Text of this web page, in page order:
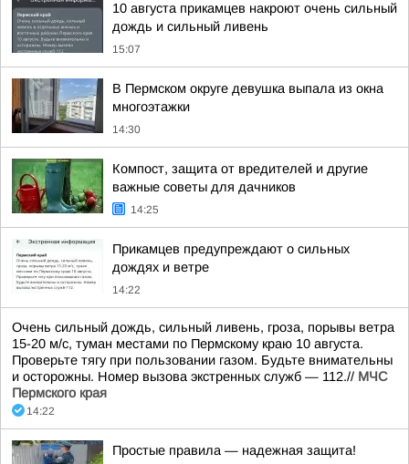
10 августа прикамцев накроют очень сильный
дождь и сильный ливень
15:07
В Пермском округе девушка выпала из окна
многоэтажки
14:30
Компост, защита от вредителей и другие
важные советы для дачников
14:25
Прикамцев предупреждают о сильных
дождях и ветре
14:22
Очень сильный дождь, сильный ливень, гроза, порывы ветра
15-20 м/с, туман местами по Пермскому краю 10 августа.
Проверьте тягу при пользовании газом. Будьте внимательны
и осторожны. Номер вызова экстренных служб — 112.// МЧС
Пермского края
14:22
Простые правила — надежная защита!